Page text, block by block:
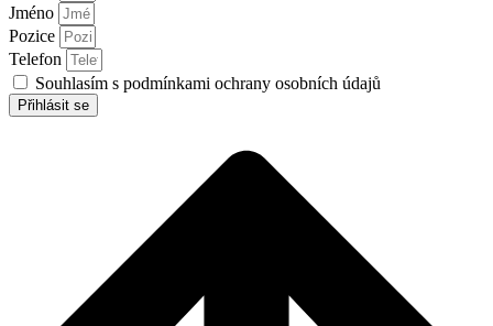
Jméno
Pozice
Telefon
Souhlasím s podmínkami ochrany osobních údajů
Přihlásit se